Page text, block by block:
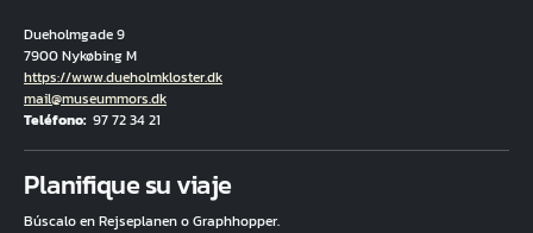
Dueholmgade 9
7900 Nykøbing M
Hjemmeside
https://www.dueholmkloster.dk
Correo electrónico
mail@museummors.dk
Teléfono 97 72 34 21
Planifique su viaje
Búscalo en Rejseplanen o Graphhopper.